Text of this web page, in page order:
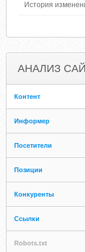
История
АНАЛИЗ
Контент
Информер
Посетители
Позиции
Конкуренты
Ссылки
Robots.txt